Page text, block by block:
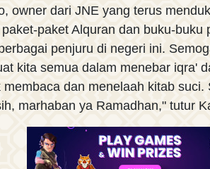
owner dari JNE yang terus
paket Alquran dan buku-buku
penjuru di negeri ini.
kita semua dalam menebar iqra'
membaca dan menelaah kitab suci.
marhaban ya Ramadhan," tutur